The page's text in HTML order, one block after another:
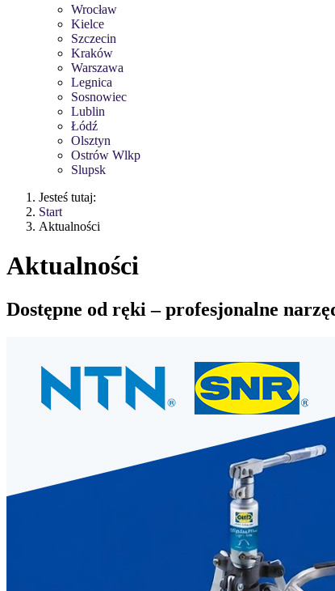
Wrocław
Kielce
Szczecin
Kraków
Warszawa
Legnica
Sosnowiec
Lublin
Łódź
Olsztyn
Ostrów Wlkp
Slupsk
Jesteś tutaj:
Start
Aktualności
Aktualności
Dostępne od ręki – profesjonalne